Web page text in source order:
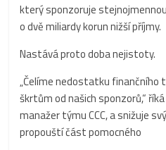
který sponzoruje
o dvě miliardy korun nižší příjmy.
Nastává proto doba nejistoty.
„Čelíme nedostatku finančního
škrtům od našich sponzorů,“
manažer týmu CCC, a snižuje
propouští část pomocného